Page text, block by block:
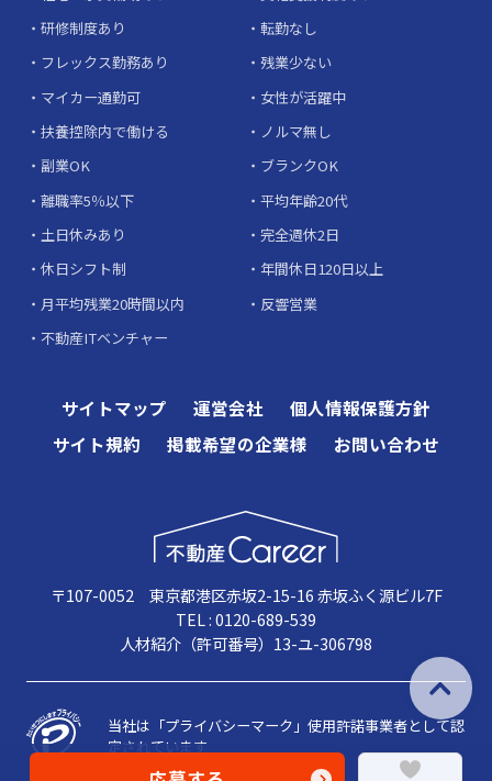
研修制度あり
転勤なし
フレックス勤務あり
残業少ない
マイカー通勤可
女性が活躍中
扶養控除内で働ける
ノルマ無し
副業OK
ブランクOK
離職率5％以下
平均年齢20代
土日休みあり
完全週休2日
休日シフト制
年間休日120日以上
月平均残業20時間以内
反響営業
不動産ITベンチャー
サイトマップ 運営会社
個人情報保護方針
サイト規約
掲載希望の企業様 お問い合わせ
〒107-0052 東京都港区赤坂2-15-16 赤坂ふく源ビル7F
TEL : 0120-689-539
人材紹介（許可番号）13-ユ-306798
当社は「プライバシーマーク」使用許諾事業者として認
定されています